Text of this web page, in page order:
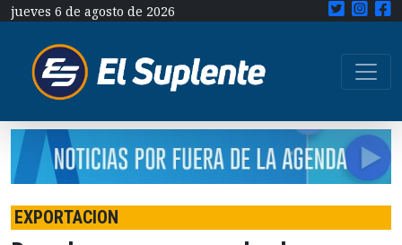
jueves 6 de agosto de 2026
EXPORTACION